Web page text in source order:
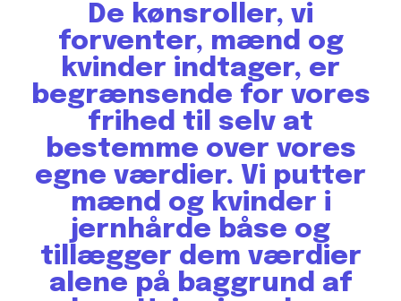
De kønsroller, vi
forventer, mænd og
kvinder indtager, er
begrænsende for vores
frihed til selv at
bestemme over vores
egne værdier. Vi putter
mænd og kvinder i
jernhårde båse og
tillægger dem værdier
alene på baggrund af